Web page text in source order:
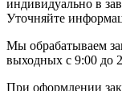
индивидуально в
Уточняйте
Мы обрабатываем
выходных с 9:00 до
При оформлении